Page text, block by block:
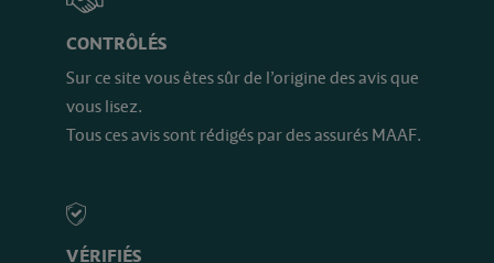
CONTRÔLÉS
Sur ce site vous êtes sûr de l’origine des avis que
vous lisez.
Tous ces avis sont rédigés par des assurés MAAF.
VÉRIFIÉS